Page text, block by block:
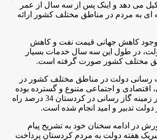
می دهد و اینک پس از سه سال از عمر
به مردم در مناطق مختلف کشور ارائه
وجود کاهش جهانی قیمت نفت و کاهش
در طول این سه سال خدمات بسیار
مختلف کشور صورت گرفته است.
دولت در مناطق مختلف کشور در
اقتصادی و اجتماعی متنوع و گسترده بوده
و به عنوان مثال در زمینه گاز رسانی در کردستان 34 درصد راه
دولت تدبیر و امید انجام شده است.
در ادامه سخنان خود به تشریح پیام
هفته دولت به مردم کردستان پرداخت